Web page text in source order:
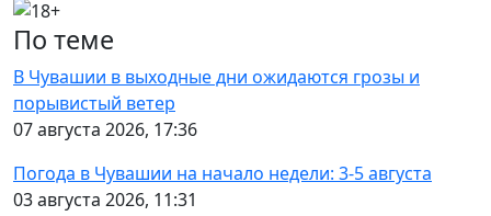
По теме
В Чувашии в выходные дни ожидаются грозы и
порывистый ветер
07 августа 2026, 17:36
Погода в Чувашии на начало недели: 3-5 августа
03 августа 2026, 11:31